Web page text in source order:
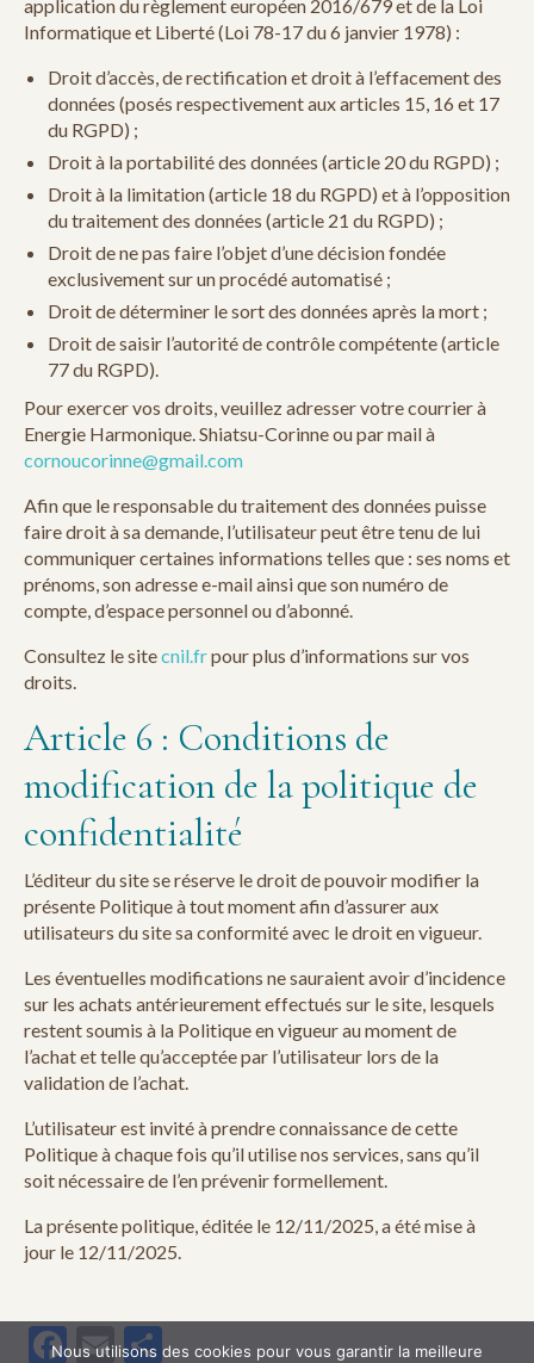
application du règlement européen 2016/679 et de la Loi
Informatique et Liberté (Loi 78-17 du 6 janvier 1978) :
Droit d’accès, de rectification et droit à l’effacement des
données (posés respectivement aux articles 15, 16 et 17
du RGPD) ;
Droit à la portabilité des données (article 20 du RGPD) ;
Droit à la limitation (article 18 du RGPD) et à l’opposition
du traitement des données (article 21 du RGPD) ;
Droit de ne pas faire l’objet d’une décision fondée
exclusivement sur un procédé automatisé ;
Droit de déterminer le sort des données après la mort ;
Droit de saisir l’autorité de contrôle compétente (article
77 du RGPD).
Pour exercer vos droits, veuillez adresser votre courrier à
Energie Harmonique. Shiatsu-Corinne ou par mail à
cornoucorinne@gmail.com
Afin que le responsable du traitement des données puisse
faire droit à sa demande, l’utilisateur peut être tenu de lui
communiquer certaines informations telles que : ses noms et
prénoms, son adresse e-mail ainsi que son numéro de
compte, d’espace personnel ou d’abonné.
Consultez le sitecnil.frpour plus d’informations sur vos
droits.
Article 6 : Conditions de
modification de la politique de
confidentialité
L’éditeur du site se réserve le droit de pouvoir modifier la
présente Politique à tout moment afin d’assurer aux
utilisateurs du site sa conformité avec le droit en vigueur.
Les éventuelles modifications ne sauraient avoir d’incidence
sur les achats antérieurement effectués sur le site, lesquels
restent soumis à la Politique en vigueur au moment de
l’achat et telle qu’acceptée par l’utilisateur lors de la
validation de l’achat.
L’utilisateur est invité à prendre connaissance de cette
Politique à chaque fois qu’il utilise nos services, sans qu’il
soit nécessaire de l’en prévenir formellement.
La présente politique, éditée le 12/11/2025, a été mise à
jour le 12/11/2025.
Facebook
EmailPartager
Nous utilisons des cookies pour vous garantir la meilleure